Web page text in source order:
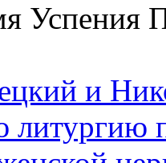
Успения
и
литургию